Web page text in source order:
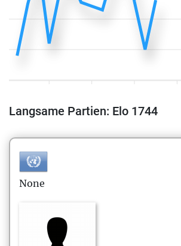
Langsame Partien: Elo 1744
None